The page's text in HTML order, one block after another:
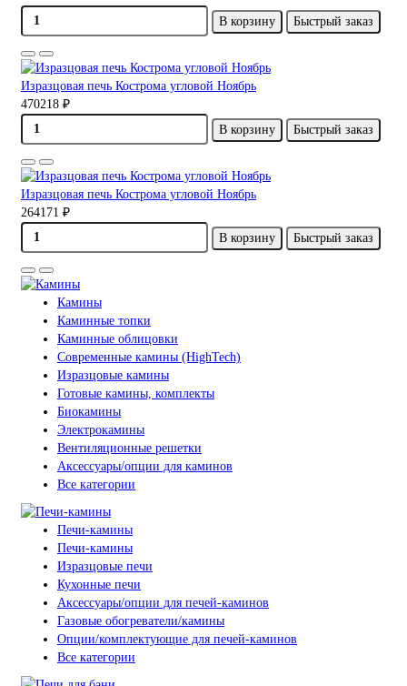
В корзину
Быстрый заказ
Изразцовая печь Кострома угловой Ноябрь
470218 ₽
В корзину
Быстрый заказ
Изразцовая печь Кострома угловой Ноябрь
264171 ₽
В корзину
Быстрый заказ
Камины
Каминные топки
Каминные облицовки
Современные камины (HighTech)
Изразцовые камины
Готовые камины, комплекты
Биокамины
Электрокамины
Вентиляционные решетки
Аксессуары/опции для каминов
Все категории
Печи-камины
Печи-камины
Изразцовые печи
Кухонные печи
Аксессуары/опции для печей-каминов
Газовые обогреватели/камины
Опции/комплектующие для печей-каминов
Все категории